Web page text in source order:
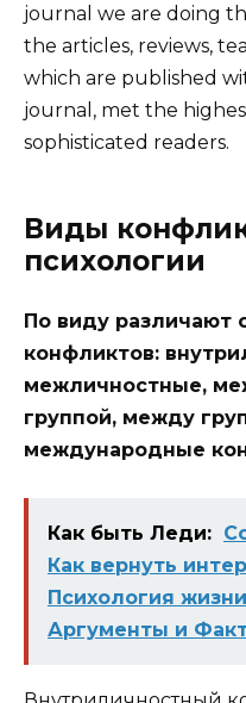
journal we are doing
the articles, reviews,
which are published
journal, met the
sophisticated readers.
Виды
психологии
По виду
конфликтов:
межличностные,
группой, между
международные
Как быть Леди:
Как вернуть
Психология
Аргументы и